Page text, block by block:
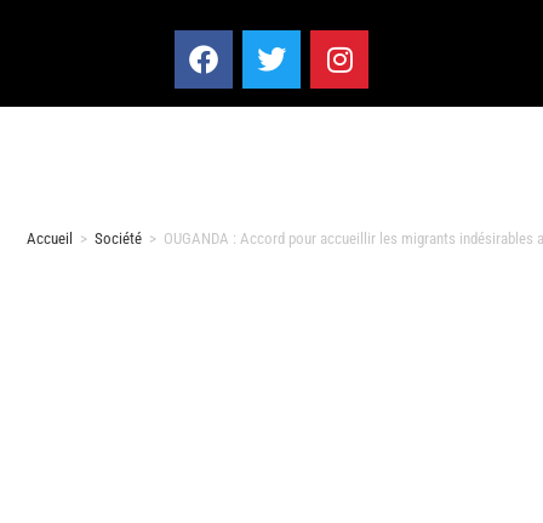
Accueil > Société > OUGANDA : Accord pour accueillir les migrants indésirables